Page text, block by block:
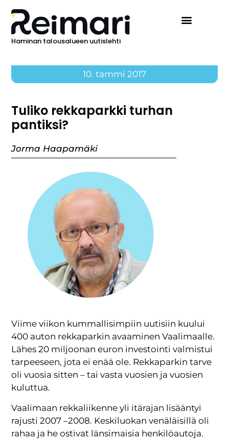
Haminan talousalueen uutislehti
10. tammi 2017
Tuliko rekkaparkki turhan
pantiksi?
Jorma Haapamäki
Viime viikon kummallisimpiin uutisiin kuului
400 auton rekkaparkin avaaminen Vaalimaalle.
Lähes 20 miljoonan euron investointi valmistui
tarpeeseen, jota ei enää ole. Rekkaparkin tarve
oli vuosia sitten – tai vasta vuosien ja vuosien
kuluttua.
Vaalimaan rekkaliikenne yli itärajan lisääntyi
rajusti 2007 –2008. Keskiluokan venäläisillä oli
rahaa ja he ostivat länsimaisia henkilöautoja.